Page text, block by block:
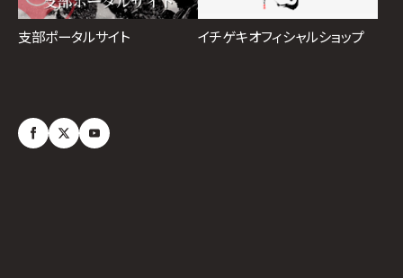
支部ポータルサイト イチゲキオフィシャルショップ